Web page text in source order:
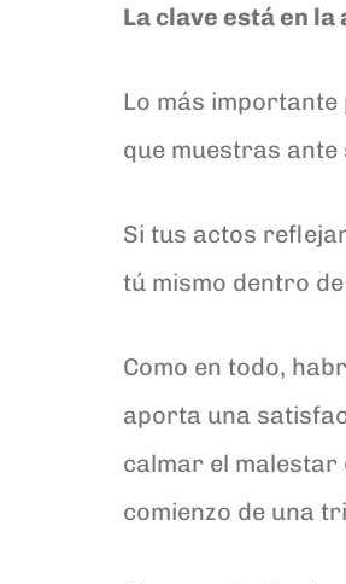
La clave está en
Lo más
que muestras ante
Si tus actos
tú mismo dentro
Como en todo,
aporta una
calmar el malestar
comienzo de una